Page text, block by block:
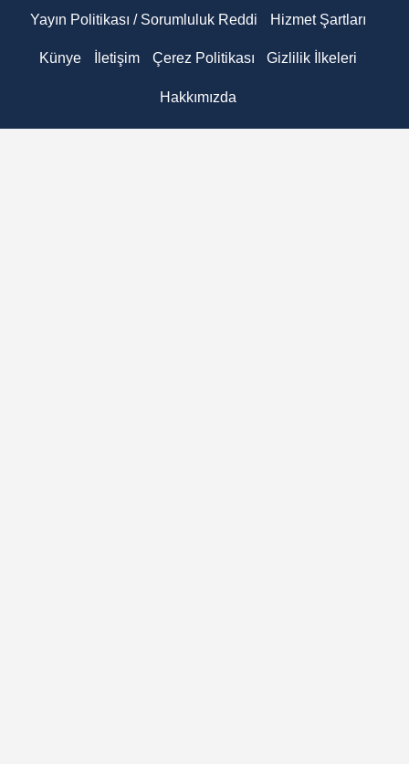
Yayın Politikası / Sorumluluk Reddi Hizmet Şartları
Künye İletişim Çerez Politikası Gizlilik İlkeleri
Hakkımızda